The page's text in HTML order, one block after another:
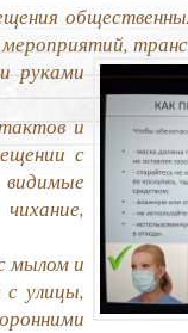
руками
и
с
мылом и
с улицы,